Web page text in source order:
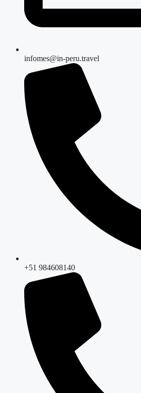
infomes@in-peru.travel
+51 984608140